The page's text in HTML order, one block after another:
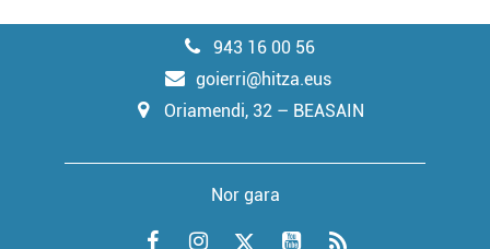
943 16 00 56
goierri@hitza.eus
Oriamendi, 32 – BEASAIN
Nor gara